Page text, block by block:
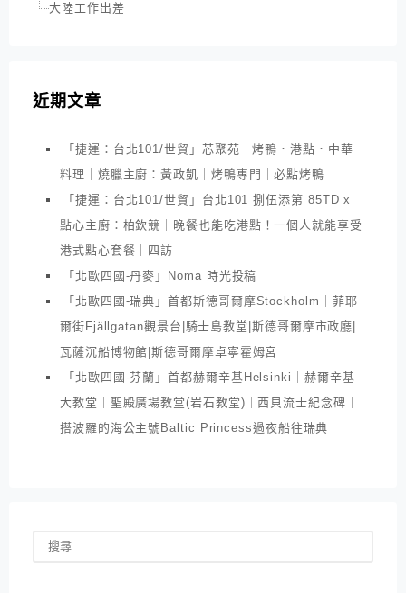
大陸工作出差
近期文章
「捷運：台北101/世貿」芯聚苑｜烤鴨．港點．中華
料理｜燒臘主廚：黃政凱｜烤鴨專門｜必點烤鴨
「捷運：台北101/世貿」台北101 捌伍添第 85TD x
點心主廚：柏欽競｜晚餐也能吃港點！一個人就能享受
港式點心套餐｜四訪
「北歐四國-丹麥」Noma 時光投稿
「北歐四國-瑞典」首都斯德哥爾摩Stockholm｜菲耶
爾街Fjällgatan觀景台|騎士島教堂|斯德哥爾摩市政廳|
瓦薩沉船博物館|斯德哥爾摩卓寧霍姆宮
「北歐四國-芬蘭」首都赫爾辛基Helsinki｜赫爾辛基
大教堂｜聖殿廣場教堂(岩石教堂)｜西貝流士紀念碑｜
搭波羅的海公主號Baltic Princess過夜船往瑞典